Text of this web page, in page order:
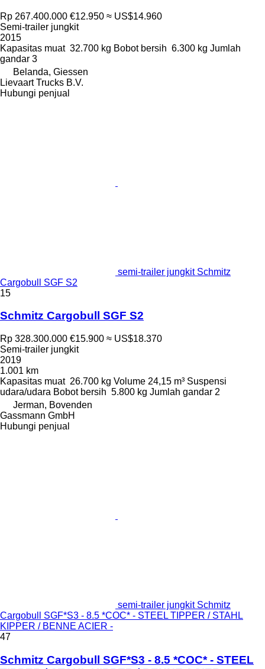
Rp 267.400.000 €12.950 ≈ US$14.960
Semi-trailer jungkit
2015
Kapasitas muat 32.700 kg Bobot bersih 6.300 kg Jumlah
gandar 3
Belanda, Giessen
Lievaart Trucks B.V.
Hubungi penjual
semi-trailer jungkit Schmitz
Cargobull SGF S2
15
Schmitz Cargobull SGF S2
Rp 328.300.000 €15.900 ≈ US$18.370
Semi-trailer jungkit
2019
1.001 km
Kapasitas muat 26.700 kg Volume 24,15 m³ Suspensi
udara/udara Bobot bersih 5.800 kg Jumlah gandar 2
Jerman, Bovenden
Gassmann GmbH
Hubungi penjual
semi-trailer jungkit Schmitz
Cargobull SGF*S3 - 8.5 *COC* - STEEL TIPPER / STAHL
KIPPER / BENNE ACIER -
47
Schmitz Cargobull SGF*S3 - 8.5 *COC* - STEEL